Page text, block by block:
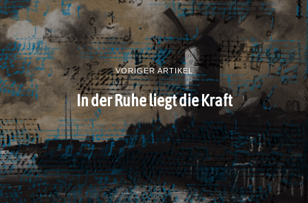
VORIGER ARTIKEL
In der Ruhe liegt die Kraft